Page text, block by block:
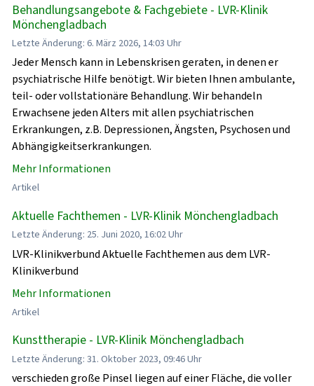
Behandlungsangebote & Fachgebiete - LVR-Klinik
Mönchengladbach
Letzte Änderung: 6. März 2026, 14:03 Uhr
Jeder Mensch kann in Lebenskrisen geraten, in denen er
psychiatrische Hilfe benötigt. Wir bieten Ihnen ambulante,
teil- oder vollstationäre Behandlung. Wir behandeln
Erwachsene jeden Alters mit allen psychiatrischen
Erkrankungen, z.B. Depressionen, Ängsten, Psychosen und
Abhängigkeitserkrankungen.
Mehr Informationen
Artikel
Aktuelle Fachthemen - LVR-Klinik Mönchengladbach
Letzte Änderung: 25. Juni 2020, 16:02 Uhr
LVR-Klinikverbund Aktuelle Fachthemen aus dem LVR-
Klinikverbund
Mehr Informationen
Artikel
Kunsttherapie - LVR-Klinik Mönchengladbach
Letzte Änderung: 31. Oktober 2023, 09:46 Uhr
verschieden große Pinsel liegen auf einer Fläche, die voller